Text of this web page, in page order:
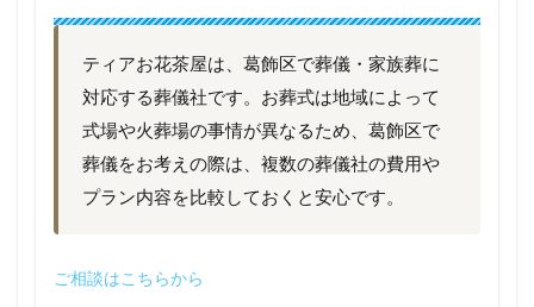
ティアお花茶屋は、葛飾区で葬儀・家族葬に
対応する葬儀社です。お葬式は地域によって
式場や火葬場の事情が異なるため、葛飾区で
葬儀をお考えの際は、複数の葬儀社の費用や
プラン内容を比較しておくと安心です。
ご相談はこちらから